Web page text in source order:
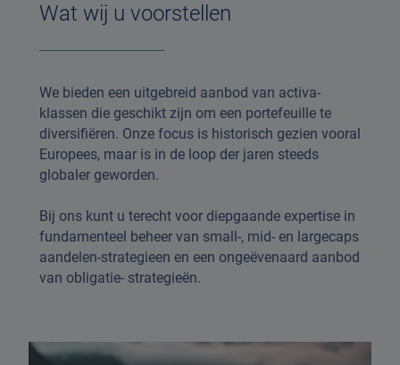
Wat wij u voorstellen
We bieden een uitgebreid aanbod van activa-
klassen die geschikt zijn om een portefeuille te
diversifiëren. Onze focus is historisch gezien vooral
Europees, maar is in de loop der jaren steeds
globaler geworden.
Bij ons kunt u terecht voor diepgaande expertise in
fundamenteel beheer van small-, mid- en largecaps
aandelen-strategieen en een ongeëvenaard aanbod
van obligatie- strategieën.